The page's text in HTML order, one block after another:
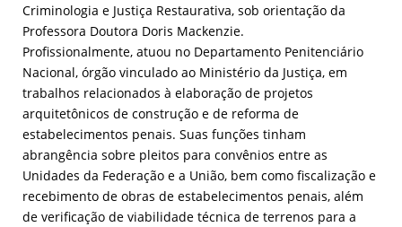
Criminologia e Justiça Restaurativa, sob orientação da
Professora Doutora Doris Mackenzie.
Profissionalmente, atuou no Departamento Penitenciário
Nacional, órgão vinculado ao Ministério da Justiça, em
trabalhos relacionados à elaboração de projetos
arquitetônicos de construção e de reforma de
estabelecimentos penais. Suas funções tinham
abrangência sobre pleitos para convênios entre as
Unidades da Federação e a União, bem como fiscalização e
recebimento de obras de estabelecimentos penais, além
de verificação de viabilidade técnica de terrenos para a